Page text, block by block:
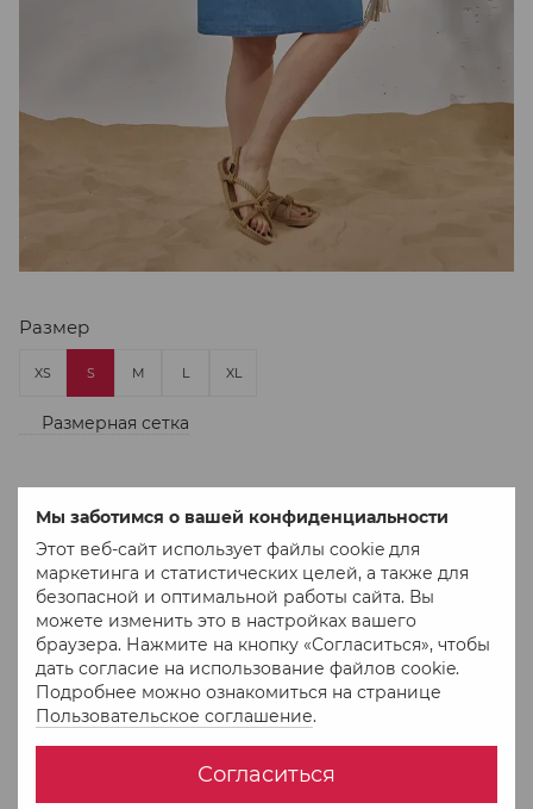
Мы заботимся о вашей конфиденциальности
Этот веб-сайт использует файлы cookie для
маркетинга и статистических целей, а также для
безопасной и оптимальной работы сайта. Вы
можете изменить это в настройках вашего
браузера. Нажмите на кнопку «Согласиться», чтобы
дать согласие на использование файлов cookie.
Подробнее можно ознакомиться на странице
Пользовательское соглашение.
Согласиться
Размер
XS S M L XL
Размерная сетка
Нет в наличии
904 грн 1 292 грн
В избранное К сравнению